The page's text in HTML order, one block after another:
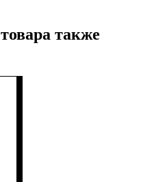
также